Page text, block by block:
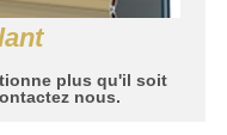
plus qu'il soit
nous.